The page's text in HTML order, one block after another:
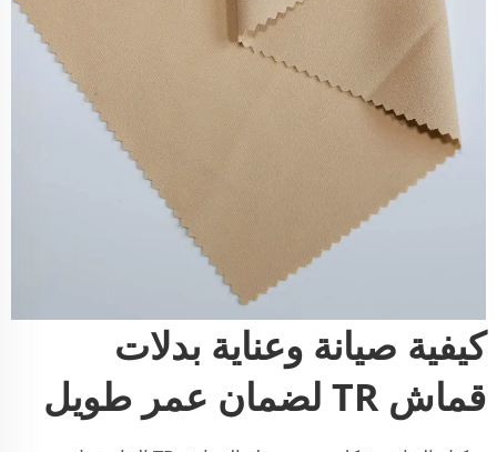
كيفية صيانة وعناية بدلات
قماش TR لضمان عمر طويل